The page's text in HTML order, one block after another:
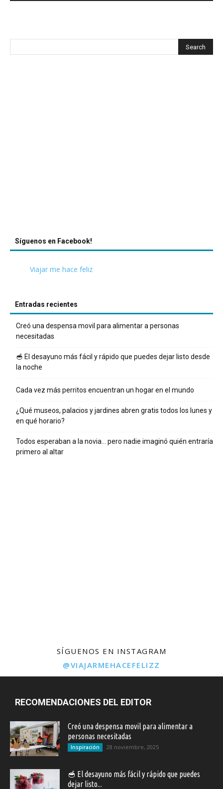
Síguenos en Facebook!
Viajar me hace feliz
Entradas recientes
Creó una despensa movil para alimentar a personas
necesitadas
🥣 El desayuno más fácil y rápido que puedes dejar listo desde
la noche
Cada vez más perritos encuentran un hogar en el mundo
¿Qué museos, palacios y jardines abren gratis todos los lunes y
en qué horario?
Todos esperaban a la novia… pero nadie imaginó quién entraría
primero al altar
SÍGUENOS EN INSTAGRAM
@VIAJARMEHACEFELIZZ
RECOMENDACIONES DEL EDITOR
Creó una despensa movil para alimentar a
personas necesitadas
Inspiración 28 noviembre, 2025
🥣 El desayuno más fácil y rápido que puedes
dejar listo...